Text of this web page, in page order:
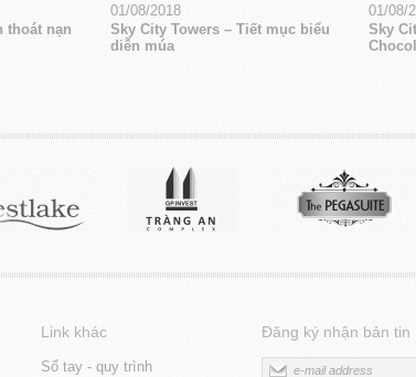
thoát nạn
01/08/2018
Sky City Towers – Tiết mục biểu
diễn múa
01/08/
Sky
Link khác
Sổ tay - quy trình
Đăng ký nhận bản tin